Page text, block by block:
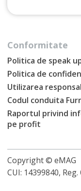
Conformitate
Politica de speak
Politica de
Utilizarea
Codul conduita
Raportul privind
pe profit
Copyright © eMAG
CUI: 14399840,